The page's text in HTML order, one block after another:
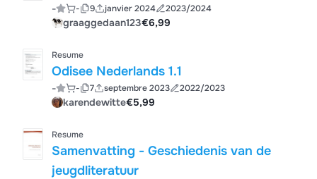
- - 9 janvier 2024 2023/2024
graaggedaan123€6,99
Resume
Odisee Nederlands 1.1
- - 7 septembre 2023 2022/2023
karendewitte€5,99
Resume
Samenvatting - Geschiedenis van de
jeugdliteratuur